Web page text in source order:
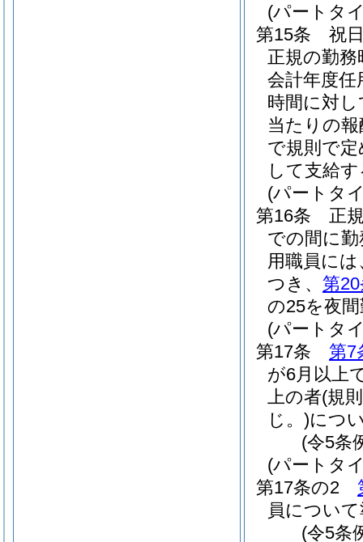
(パートタ
第15条
祝
正規の勤
会計年度
時間に対
当たりの
で規則で
して支給
(パートタ
第16条
正
での間に
用職員に
つき、 第
の25を夜
(パートタ
第17条
第7
が6月以上
上の者(規
じ。)につ
(令5条
(パートタ
第17条の2
員につい
(令5条